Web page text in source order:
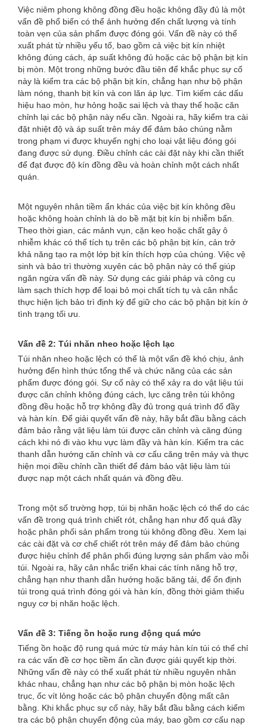
Việc niêm phong không đồng đều hoặc không đầy đủ là một
vấn đề phổ biến có thể ảnh hưởng đến chất lượng và tính
toàn vẹn của sản phẩm được đóng gói. Vấn đề này có thể
xuất phát từ nhiều yếu tố, bao gồm cả việc bịt kín nhiệt
không đúng cách, áp suất không đủ hoặc các bộ phận bịt kín
bị mòn. Một trong những bước đầu tiên để khắc phục sự cố
này là kiểm tra các bộ phận bịt kín, chẳng hạn như bộ phận
làm nóng, thanh bịt kín và con lăn áp lực. Tìm kiếm các dấu
hiệu hao mòn, hư hỏng hoặc sai lệch và thay thế hoặc căn
chỉnh lại các bộ phận này nếu cần. Ngoài ra, hãy kiểm tra cài
đặt nhiệt độ và áp suất trên máy để đảm bảo chúng nằm
trong phạm vi được khuyến nghị cho loại vật liệu đóng gói
đang được sử dụng. Điều chỉnh các cài đặt này khi cần thiết
để đạt được độ kín đồng đều và hoàn chỉnh một cách nhất
quán.
Một nguyên nhân tiềm ẩn khác của việc bịt kín không đều
hoặc không hoàn chỉnh là do bề mặt bịt kín bị nhiễm bẩn.
Theo thời gian, các mảnh vụn, cặn keo hoặc chất gây ô
nhiễm khác có thể tích tụ trên các bộ phận bịt kín, cản trở
khả năng tạo ra một lớp bịt kín thích hợp của chúng. Việc vệ
sinh và bảo trì thường xuyên các bộ phận này có thể giúp
ngăn ngừa vấn đề này. Sử dụng các giải pháp và công cụ
làm sạch thích hợp để loại bỏ mọi chất tích tụ và cân nhắc
thực hiện lịch bảo trì định kỳ để giữ cho các bộ phận bịt kín ở
tình trạng tối ưu.
Vấn đề 2: Túi nhăn nheo hoặc lệch lạc
Túi nhăn nheo hoặc lệch có thể là một vấn đề khó chịu, ảnh
hưởng đến hình thức tổng thể và chức năng của các sản
phẩm được đóng gói. Sự cố này có thể xảy ra do vật liệu túi
được căn chỉnh không đúng cách, lực căng trên túi không
đồng đều hoặc hỗ trợ không đầy đủ trong quá trình đổ đầy
và hàn kín. Để giải quyết vấn đề này, hãy bắt đầu bằng cách
đảm bảo rằng vật liệu làm túi được căn chỉnh và căng đúng
cách khi nó đi vào khu vực làm đầy và hàn kín. Kiểm tra các
thanh dẫn hướng căn chỉnh và cơ cấu căng trên máy và thực
hiện mọi điều chỉnh cần thiết để đảm bảo vật liệu làm túi
được nạp một cách nhất quán và đồng đều.
Trong một số trường hợp, túi bị nhăn hoặc lệch có thể do các
vấn đề trong quá trình chiết rót, chẳng hạn như đổ quá đầy
hoặc phân phối sản phẩm trong túi không đồng đều. Xem lại
các cài đặt và cơ chế chiết rót trên máy để đảm bảo chúng
được hiệu chỉnh để phân phối đúng lượng sản phẩm vào mỗi
túi. Ngoài ra, hãy cân nhắc triển khai các tính năng hỗ trợ,
chẳng hạn như thanh dẫn hướng hoặc băng tải, để ổn định
túi trong quá trình đóng gói và hàn kín, đồng thời giảm thiểu
nguy cơ bị nhăn hoặc lệch.
Vấn đề 3: Tiếng ồn hoặc rung động quá mức
Tiếng ồn hoặc độ rung quá mức từ máy hàn kín túi có thể chỉ
ra các vấn đề cơ học tiềm ẩn cần được giải quyết kịp thời.
Những vấn đề này có thể xuất phát từ nhiều nguyên nhân
khác nhau, chẳng hạn như các bộ phận bị mòn hoặc lệch
trục, ốc vít lỏng hoặc các bộ phận chuyển động mất cân
bằng. Khi khắc phục sự cố này, hãy bắt đầu bằng cách kiểm
tra các bộ phận chuyển động của máy, bao gồm cơ cấu nạp